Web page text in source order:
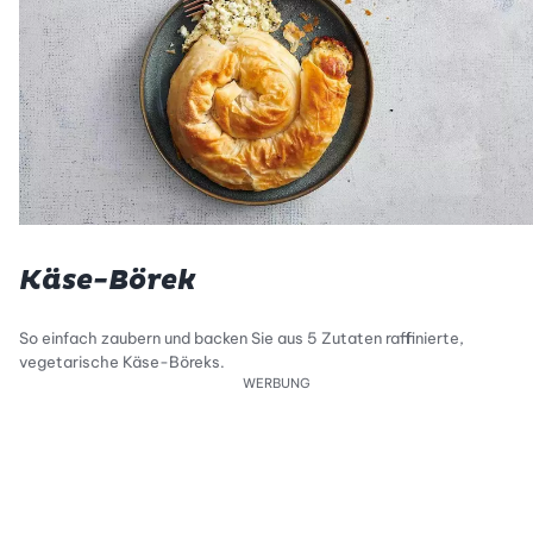
Käse-Börek
So einfach zaubern und backen Sie aus 5 Zutaten raffinierte,
vegetarische Käse-Böreks.
WERBUNG